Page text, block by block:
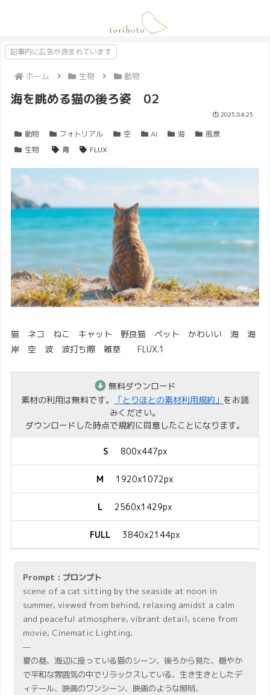
記事内に広告が含まれています
ホーム 生物 動物
海を眺める猫の後ろ姿 02
2025.04.25
動物 フォトリアル 空 AI 海
風景
生物
青 FLUX
猫 ネコ ねこ キャット 野良猫 ペット かわいい 海 海
岸 空 波 波打ち際 雑草 FLUX.1
無料ダウンロード
素材の利用は無料です。
「とりほとの素材利用規約」 をお読
みください。
ダウンロードした時点で規約に同意したことになります。
S 800x447px
M 1920x1072px
L 2560x1429px
FULL 3840x2144px
Prompt : プロンプト
scene of a cat sitting by the seaside at noon in
summer, viewed from behind, relaxing amidst a calm
and peaceful atmosphere, vibrant detail, scene from
movie, Cinematic Lighting,
—
夏の昼、海辺に座っている猫のシーン、後ろから見た、穏やか
で平和な雰囲気の中でリラックスしている、生き生きとしたデ
ィテール、映画のワンシーン、映画のような照明、